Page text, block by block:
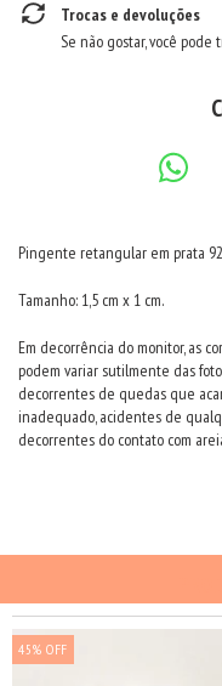
Trocas e devoluções
Se não gostar, você pode
Pingente retangular em prata
Tamanho: 1,5 cm x 1 cm.
Em decorrência do monitor, as
podem variar sutilmente das
decorrentes de quedas que
inadequado, acidentes de
decorrentes do contato com
45% OFF